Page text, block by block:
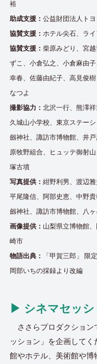
裕
助成支援：公益財団法人トヨ
協賛支援：ホテル尖石、ラ
協賛支援：柴原みどり、宮
ずこ、小倉弘之、小倉麻由
幸春、佐藤由紀子、高見俊
なつよ
撮影協力：北沢一行、熊澤
久城山小学校、東京ステー
劔神社、諏訪市博物館、井
原牧野組合、ヒュッテ御射
塚古墳
写真提供：紺野利男、渡辺
平尾隆信、阿部史恵、中野
劔神社、諏訪市博物館、八
画像提供： 山梨県立博物館
崎市
物語出典： 「甲賀三郎」 限
岡部いちの採録より改編
▶︎ シネマセッシ
ささらプロダクション
ッション」を企画して
館やホテル、美術館や博